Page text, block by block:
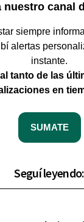
nuestro canal
siempre
alertas
instante.
al tanto de las
en
SUMATE
Seguí leyendo: